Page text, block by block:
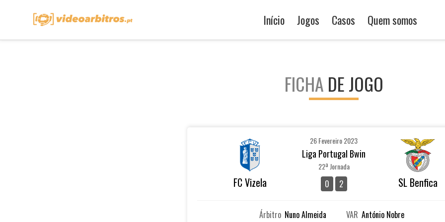
Início Jogos Casos Quem somos
FICHA DE JOGO
FC Vizela
26 Fevereiro 2023
Liga Portugal Bwin
22ª Jornada
0 2 SL Benfica
Árbitro Nuno Almeida VAR António Nobre